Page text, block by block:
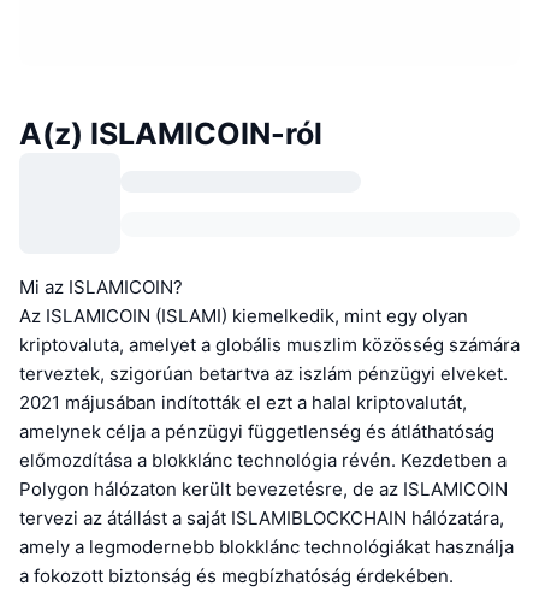
A(z) ISLAMICOIN-ról
Mi az ISLAMICOIN?
Az ISLAMICOIN (ISLAMI) kiemelkedik, mint egy olyan
kriptovaluta, amelyet a globális muszlim közösség számára
terveztek, szigorúan betartva az iszlám pénzügyi elveket.
2021 májusában indították el ezt a halal kriptovalutát,
amelynek célja a pénzügyi függetlenség és átláthatóság
előmozdítása a blokklánc technológia révén. Kezdetben a
Polygon hálózaton került bevezetésre, de az ISLAMICOIN
tervezi az átállást a saját ISLAMIBLOCKCHAIN hálózatára,
amely a legmodernebb blokklánc technológiákat használja
a fokozott biztonság és megbízhatóság érdekében.